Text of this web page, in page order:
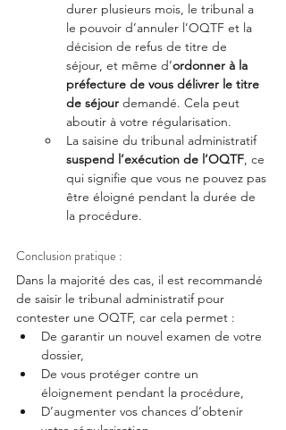
durer plusieurs mois, le tribunal a
le pouvoir d’annuler l’OQTF et la
décision de refus de titre de
séjour, et même d’ordonner à la
préfecture de vous délivrer le titre
de séjour demandé. Cela peut
aboutir à votre régularisation.
La saisine du tribunal administratif
suspend l’exécution de l’OQTF, ce
qui signifie que vous ne pouvez pas
être éloigné pendant la durée de
la procédure.
Conclusion pratique :
Dans la majorité des cas, il est recommandé
de saisir le tribunal administratif pour
contester une OQTF, car cela permet :
De garantir un nouvel examen de votre
dossier,
De vous protéger contre un
éloignement pendant la procédure,
D’augmenter vos chances d’obtenir